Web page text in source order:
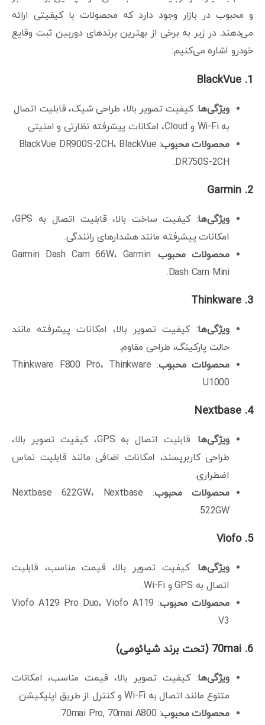
و محبوب در بازار وجود دارد که محصولات با کیفیتی ارائه
می‌دهند. در زیر به برخی از بهترین برندهای دوربین ثبت وقایع
خودرو اشاره می‌کنیم:
1.
BlackVue
ویژگی‌ها: کیفیت تصویر بالا، طراحی شیک، قابلیت اتصال
به Wi-Fi و Cloud، امکانات پیشرفته نظارتی و امنیتی.
محصولات محبوب : BlackVue DR900S-2CH، BlackVue
DR750S-2CH.
2.
Garmin
ویژگی‌ها
: کیفیت ساخت بالا، قابلیت اتصال به GPS،
امکانات پیشرفته مانند هشدارهای رانندگی.
محصولات محبوب
: Garmin Dash Cam 66W، Garmin
Dash Cam Mini.
3.
Thinkware
ویژگی‌ها: کیفیت تصویر بالا، امکانات پیشرفته مانند
حالت پارکینگ، طراحی مقاوم.
محصولات محبوب : Thinkware F800 Pro، Thinkware
U1000.
4.
Nextbase
ویژگی‌ها
: قابلیت اتصال به GPS، کیفیت تصویر بالا،
طراحی کاربرپسند، امکانات اضافی مانند قابلیت تماس
اضطراری.
محصولات محبوب
: Nextbase 622GW، Nextbase
522GW.
5.
Viofo
ویژگی‌ها: کیفیت تصویر بالا، قیمت مناسب، قابلیت
اتصال به GPS و Wi-Fi.
محصولات محبوب : Viofo A129 Pro Duo، Viofo A119
V3.
6.
70mai ( تحت برند شیائومی)
ویژگی‌ها: کیفیت تصویر بالا، قیمت مناسب، امکانات
متنوع مانند اتصال به Wi-Fi و کنترل از طریق اپلیکیشن.
محصولات محبوب: 70mai Pro, 70mai A800.